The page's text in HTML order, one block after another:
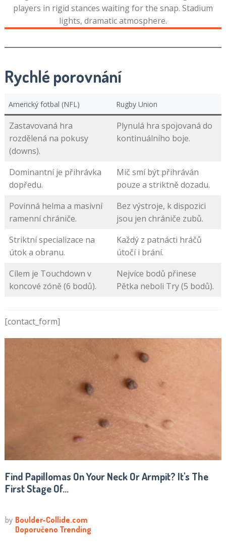
Rychlé porovnání
Americký fotbal (NFL) Rugby Union
Zastavovaná hra
rozdělená na pokusy
(downs).
Plynulá hra spojovaná do
kontinuálního boje.
Dominantní je přihrávka
dopředu.
Míč smí být přihráván
pouze a striktně dozadu.
Povinná helma a masivní
ramenní chrániče.
Bez výstroje, k dispozici
jsou jen chrániče zubů.
Striktní specializace na
útok a obranu.
Každý z patnácti hráčů
útočí i brání.
Cílem je Touchdown v
koncové zóně (6 bodů).
Nejvíce bodů přinese
Pětka neboli Try (5 bodů).
[contact_form]
Find Papillomas On Your Neck Or Armpit? It's The
First Stage Of...